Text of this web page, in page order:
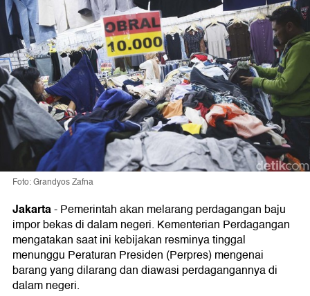
Foto: Grandyos Zafna
Jakarta-Pemerintah akan melarang perdagangan baju
impor bekas di dalam negeri. Kementerian Perdagangan
mengatakan saat ini kebijakan resminya tinggal
menunggu Peraturan Presiden (Perpres) mengenai
barang yang dilarang dan diawasi perdagangannya di
dalam negeri.